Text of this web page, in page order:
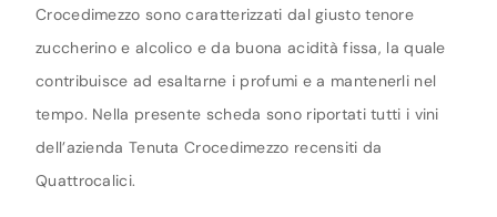
Crocedimezzo sono caratterizzati dal giusto tenore
zuccherino e alcolico e da buona acidità fissa, la quale
contribuisce ad esaltarne i profumi e a mantenerli nel
tempo. Nella presente scheda sono riportati tutti i vini
dell’azienda Tenuta Crocedimezzo recensiti da
Quattrocalici.